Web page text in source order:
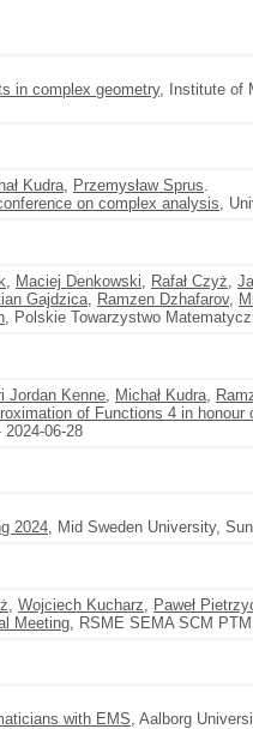
in complex geometry, Institute of
Kudra, Przemysław Sprus.
on complex analysis,
, Maciej Denkowski, Rafał Czyż,
Gajdzica, Ramzen Dzhafarov,
, Polskie Towarzystwo
Jordan Kenne, Michał Kudra,
of Functions 4 in
06-28
2024, Mid Sweden University,
, Wojciech Kucharz, Paweł
Meeting, RSME SEMA SCM
with EMS, Aalborg